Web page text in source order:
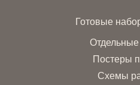
Готовые
Постеры
Схемы